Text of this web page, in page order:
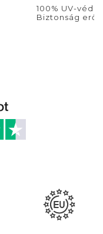
100% UV-
Biztonság